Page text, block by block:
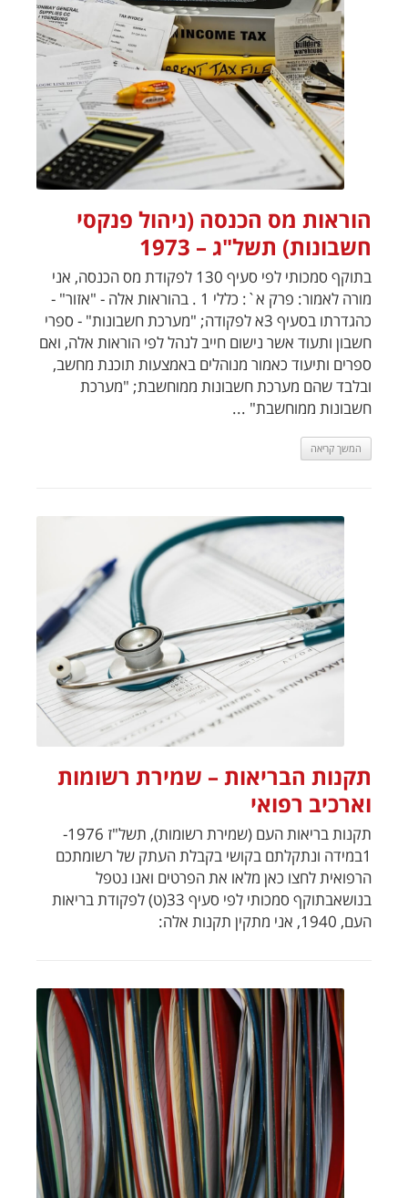
הוראות מס הכנסה (ניהול פנקסי
חשבונות) תשל"ג – 1973
בתוקף סמכותי לפי סעיף 130 לפקודת מס הכנסה, אני
מורה לאמור: פרק א`: כללי 1 . בהוראות אלה - "אזור" -
כהגדרתו בסעיף 3א לפקודה; "מערכת חשבונות" - ספרי
חשבון ותעוד אשר נישום חייב לנהל לפי הוראות אלה, ואם
ספרים ותיעוד כאמור מנוהלים באמצעות תוכנת מחשב,
ובלבד שהם מערכת חשבונות ממוחשבת; "מערכת
חשבונות ממוחשבת" ...
המשך קריאה
תקנות הבריאות – שמירת רשומות
וארכיב רפואי
תקנות בריאות העם (שמירת רשומות), תשל"ז 1976-
1במידה ונתקלתם בקושי בקבלת העתק של רשומתכם
הרפואית לחצו כאן מלאו את הפרטים ואנו נטפל
בנושאבתוקף סמכותי לפי סעיף 33(ט) לפקודת בריאות
העם, 1940, אני מתקין תקנות אלה: